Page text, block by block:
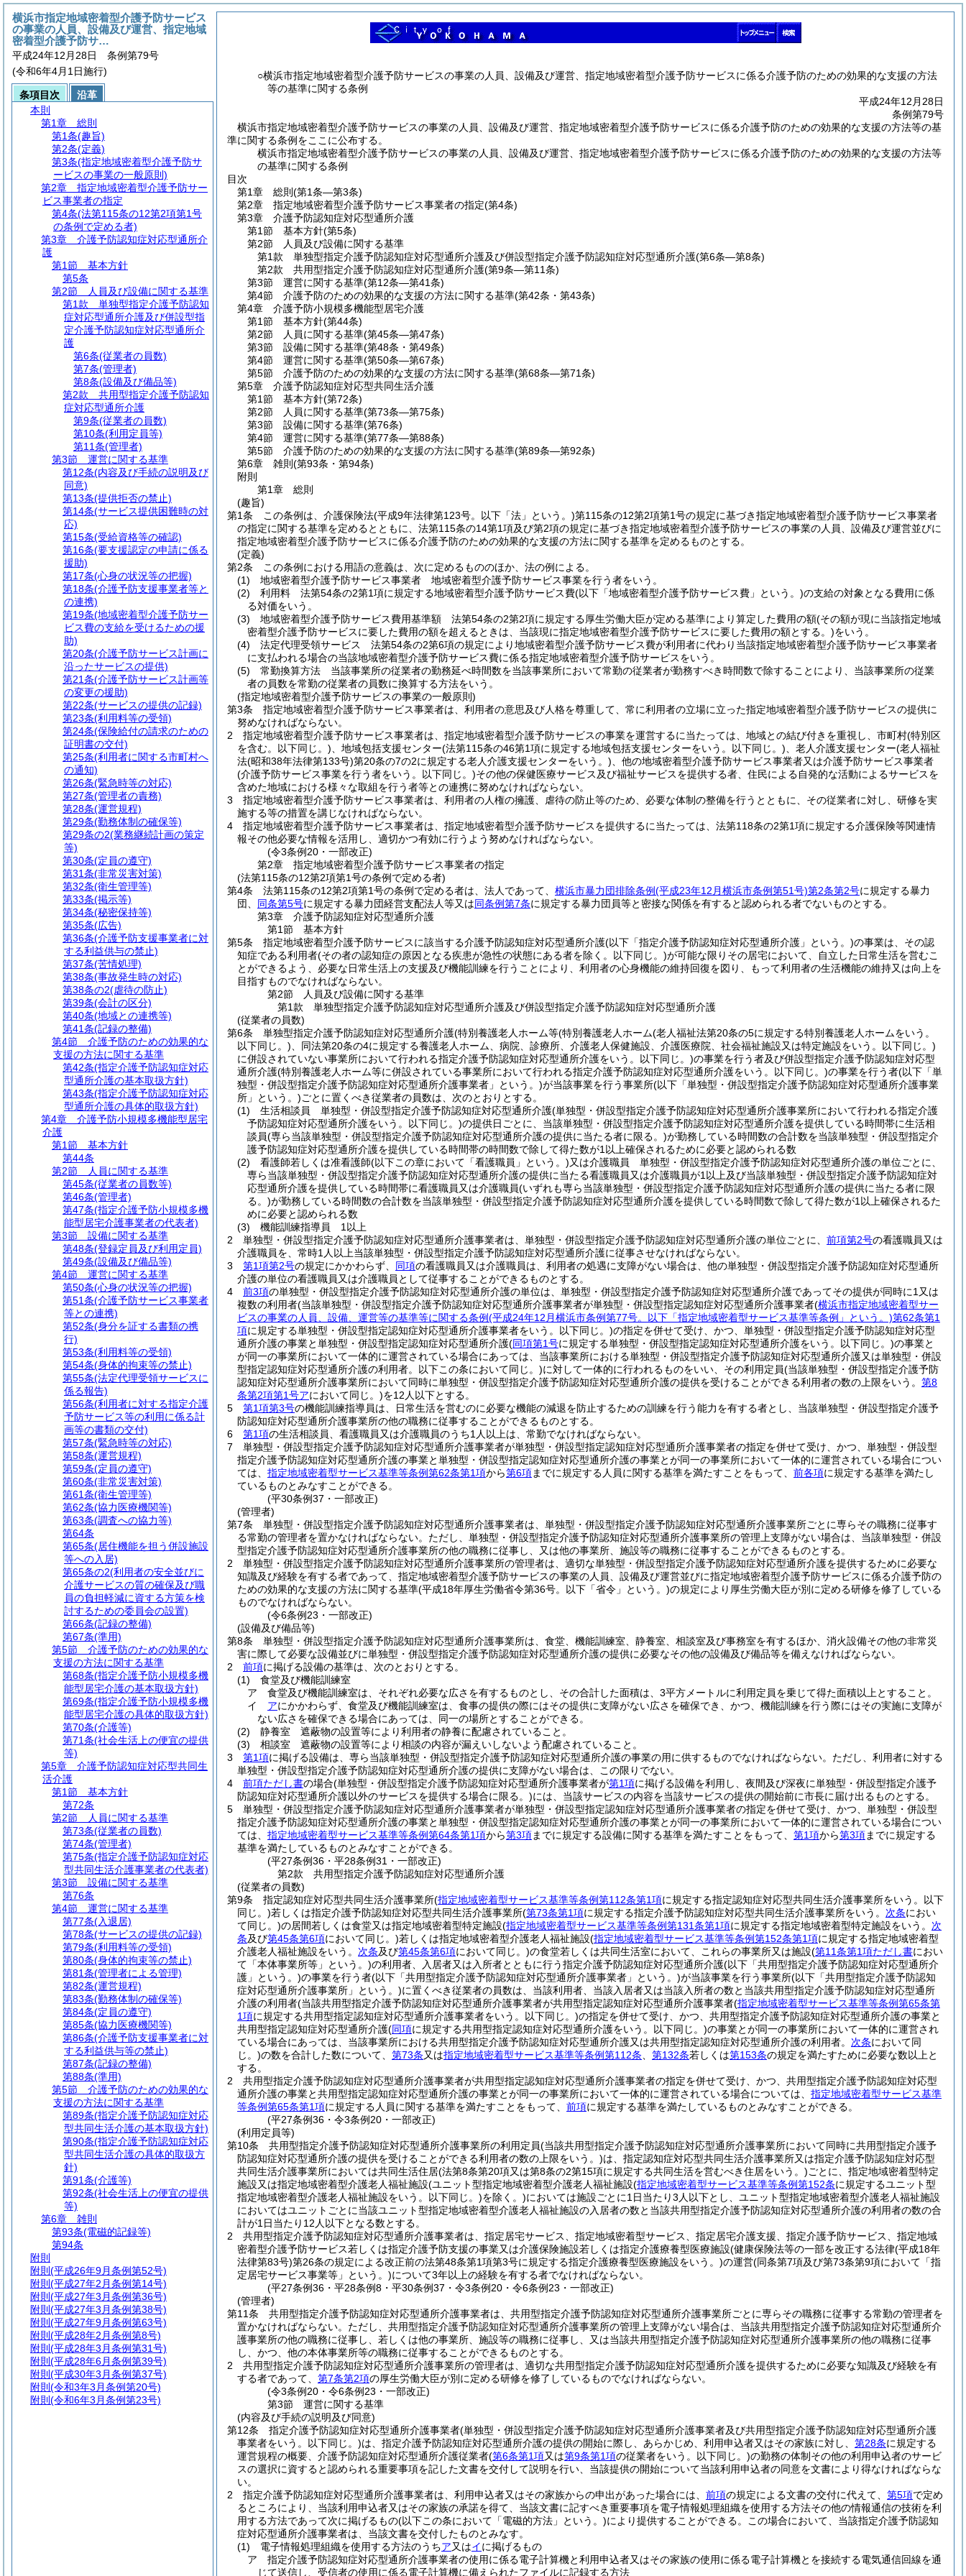
○横浜市指定地域密着型介護予防サービスの事業の人員、設備及び運営、指定地域密着型介護予防サービスに係る介護予防のための効果的な支援の方法
等の基準に関する条例
平成24年12月28日
条例第79号
横浜市指定地域密着型介護予防サービスの事業の人員、設備及び運営、指定地域密着型介護予防サービスに係る介護予防のための効果的な支援の方法等の基
準に関する条例をここに公布する。
横浜市指定地域密着型介護予防サービスの事業の人員、設備及び運営、指定地域密着型介護予防サービスに係る介護予防のための効果的な支援の方法等
の基準に関する条例
目次
第1章
総則 (第1条―第3条)
第2章
指定地域密着型介護予防サービス事業者の指定(第4条)
第3章
介護予防認知症対応型通所介護
第1節
基本方針(第5条)
第2節
人員及び設備に関する基準
第1款
単独型指定介護予防認知症対応型通所介護及び併設型指定介護予防認知症対応型通所介護(第6条―第8条)
第2款
共用型指定介護予防認知症対応型通所介護(第9条―第11条)
第3節
運営に関する基準(第12条―第41条)
第4節
介護予防のための効果的な支援の方法に関する基準(第42条・第43条)
第4章
介護予防小規模多機能型居宅介護
第1節
基本方針(第44条)
第2節
人員に関する基準(第45条―第47条)
第3節
設備に関する基準(第48条・第49条)
第4節
運営に関する基準(第50条―第67条)
第5節
介護予防のための効果的な支援の方法に関する基準(第68条―第71条)
第5章
介護予防認知症対応型共同生活介護
第1節
基本方針(第72条)
第2節
人員に関する基準(第73条―第75条)
第3節
設備に関する基準(第76条)
第4節
運営に関する基準(第77条―第88条)
第5節
介護予防のための効果的な支援の方法に関する基準(第89条―第92条)
第6章
雑則 (第93条・第94条)
附則
第1章
総則
(趣旨)
第1条
この条例は、介護保険法(平成9年法律第123号。以下「法」という。)第115条の12第2項第1号の規定に基づき指定地域密着型介護予防サービス事業者
の指定に関する基準を定めるとともに、法第115条の14第1項及び第2項の規定に基づき指定地域密着型介護予防サービスの事業の人員、設備及び運営並びに
指定地域密着型介護予防サービスに係る介護予防のための効果的な支援の方法に関する基準を定めるものとする。
(定義)
第2条
この条例における用語の意義は、次に定めるもののほか、法の例による。
(1)
地域密着型介護予防サービス事業者 地域密着型介護予防サービス事業を行う者をいう。
(2)
利用料 法第54条の2第1項に規定する地域密着型介護予防サービス費(以下「地域密着型介護予防サービス費」という。)の支給の対象となる費用に係
る対価をいう。
(3)
地域密着型介護予防サービス費用基準額 法第54条の2第2項に規定する厚生労働大臣が定める基準により算定した費用の額(その額が現に当該指定地域
密着型介護予防サービスに要した費用の額を超えるときは、当該現に指定地域密着型介護予防サービスに要した費用の額とする。)をいう。
(4)
法定代理受領サービス 法第54条の2第6項の規定により地域密着型介護予防サービス費が利用者に代わり当該指定地域密着型介護予防サービス事業者
に支払われる場合の当該地域密着型介護予防サービス費に係る指定地域密着型介護予防サービスをいう。
(5)
常勤換算方法 当該事業所の従業者の勤務延べ時間数を当該事業所において常勤の従業者が勤務すべき時間数で除することにより、当該事業所の従業
者の員数を常勤の従業者の員数に換算する方法をいう。
(指定地域密着型介護予防サービスの事業の一般原則)
第3条
指定地域密着型介護予防サービス事業者は、利用者の意思及び人格を尊重して、常に利用者の立場に立った指定地域密着型介護予防サービスの提供に
努めなければならない。
2
指定地域密着型介護予防サービス事業者は、指定地域密着型介護予防サービスの事業を運営するに当たっては、地域との結び付きを重視し、市町村(特別区
を含む。以下同じ。) 、地域包括支援センター(法第115条の46第1項に規定する地域包括支援センターをいう。以下同じ。) 、老人介護支援センター(老人福祉
法(昭和38年法律第133号)第20条の7の2に規定する老人介護支援センターをいう。) 、他の地域密着型介護予防サービス事業者又は介護予防サービス事業者
(介護予防サービス事業を行う者をいう。以下同じ。)その他の保健医療サービス及び福祉サービスを提供する者、住民による自発的な活動によるサービスを
含めた地域における様々な取組を行う者等との連携に努めなければならない。
3
指定地域密着型介護予防サービス事業者は、利用者の人権の擁護、虐待の防止等のため、必要な体制の整備を行うとともに、その従業者に対し、研修を実
施する等の措置を講じなければならない。
4
指定地域密着型介護予防サービス事業者は、指定地域密着型介護予防サービスを提供するに当たっては、法第118条の2第1項に規定する介護保険等関連情
報その他必要な情報を活用し、適切かつ有効に行うよう努めなければならない。
(令3条例20・一部改正)
第2章
指定地域密着型介護予防サービス事業者の指定
(法第115条の12第2項第1号の条例で定める者)
第4条
法第115条の12第2項第1号の条例で定める者は、法人であって、 横浜市暴力団排除条例(平成23年12月横浜市条例第51号)第2条第2号に規定する暴力
団、 同条第5号に規定する暴力団経営支配法人等又は同条例第7条に規定する暴力団員等と密接な関係を有すると認められる者でないものとする。
第3章
介護予防認知症対応型通所介護
第1節
基本方針
第5条
指定地域密着型介護予防サービスに該当する介護予防認知症対応型通所介護(以下「指定介護予防認知症対応型通所介護」という。)の事業は、その認
知症である利用者(その者の認知症の原因となる疾患が急性の状態にある者を除く。以下同じ。)が可能な限りその居宅において、自立した日常生活を営むこ
とができるよう、必要な日常生活上の支援及び機能訓練を行うことにより、利用者の心身機能の維持回復を図り、もって利用者の生活機能の維持又は向上を
目指すものでなければならない。
第2節
人員及び設備に関する基準
第1款
単独型指定介護予防認知症対応型通所介護及び併設型指定介護予防認知症対応型通所介護
(従業者の員数)
第6条
単独型指定介護予防認知症対応型通所介護(特別養護老人ホーム等(特別養護老人ホーム(老人福祉法第20条の5に規定する特別養護老人ホームをいう。
以下同じ。) 、同法第20条の4に規定する養護老人ホーム、病院、診療所、介護老人保健施設、介護医療院、社会福祉施設又は特定施設をいう。以下同じ。)
に併設されていない事業所において行われる指定介護予防認知症対応型通所介護をいう。以下同じ。)の事業を行う者及び併設型指定介護予防認知症対応型
通所介護(特別養護老人ホーム等に併設されている事業所において行われる指定介護予防認知症対応型通所介護をいう。以下同じ。)の事業を行う者(以下「単
独型・併設型指定介護予防認知症対応型通所介護事業者」という。)が当該事業を行う事業所(以下「単独型・併設型指定介護予防認知症対応型通所介護事業
所」という。)ごとに置くべき従業者の員数は、次のとおりとする。
(1)
生活相談員 単独型・併設型指定介護予防認知症対応型通所介護(単独型・併設型指定介護予防認知症対応型通所介護事業所において行われる指定介護
予防認知症対応型通所介護をいう。以下同じ。)の提供日ごとに、当該単独型・併設型指定介護予防認知症対応型通所介護を提供している時間帯に生活相
談員(専ら当該単独型・併設型指定介護予防認知症対応型通所介護の提供に当たる者に限る。)が勤務している時間数の合計数を当該単独型・併設型指定介
護予防認知症対応型通所介護を提供している時間帯の時間数で除して得た数が1以上確保されるために必要と認められる数
(2)
看護師若しくは准看護師(以下この章において「看護職員」という。)又は介護職員 単独型・併設型指定介護予防認知症対応型通所介護の単位ごとに、
専ら当該単独型・併設型指定介護予防認知症対応型通所介護の提供に当たる看護職員又は介護職員が1以上及び当該単独型・併設型指定介護予防認知症対
応型通所介護を提供している時間帯に看護職員又は介護職員(いずれも専ら当該単独型・併設型指定介護予防認知症対応型通所介護の提供に当たる者に限
る。)が勤務している時間数の合計数を当該単独型・併設型指定介護予防認知症対応型通所介護を提供している時間数で除して得た数が1以上確保されるた
めに必要と認められる数
(3)
機能訓練指導員 1以上
2
単独型・併設型指定介護予防認知症対応型通所介護事業者は、単独型・併設型指定介護予防認知症対応型通所介護の単位ごとに、 前項第2号の看護職員又は
介護職員を、常時1人以上当該単独型・併設型指定介護予防認知症対応型通所介護に従事させなければならない。
3
第1項第2号の規定にかかわらず、 同項の看護職員又は介護職員は、利用者の処遇に支障がない場合は、他の単独型・併設型指定介護予防認知症対応型通所
介護の単位の看護職員又は介護職員として従事することができるものとする。
4
前3項の単独型・併設型指定介護予防認知症対応型通所介護の単位は、単独型・併設型指定介護予防認知症対応型通所介護であってその提供が同時に1又は
複数の利用者(当該単独型・併設型指定介護予防認知症対応型通所介護事業者が単独型・併設型指定認知症対応型通所介護事業者(横浜市指定地域密着型サー
ビスの事業の人員、設備、運営等の基準等に関する条例(平成24年12月横浜市条例第77号。以下「指定地域密着型サービス基準等条例」という。)第62条第1
項に規定する単独型・併設型指定認知症対応型通所介護事業者をいう。以下同じ。)の指定を併せて受け、かつ、単独型・併設型指定介護予防認知症対応型
通所介護の事業と単独型・併設型指定認知症対応型通所介護(同項第1号に規定する単独型・併設型指定認知症対応型通所介護をいう。以下同じ。)の事業と
が同一の事業所において一体的に運営されている場合にあっては、当該事業所における単独型・併設型指定介護予防認知症対応型通所介護又は単独型・併設
型指定認知症対応型通所介護の利用者。以下この条において同じ。)に対して一体的に行われるものをいい、その利用定員(当該単独型・併設型指定介護予防
認知症対応型通所介護事業所において同時に単独型・併設型指定介護予防認知症対応型通所介護の提供を受けることができる利用者の数の上限をいう。 第8
条第2項第1号アにおいて同じ。)を12人以下とする。
5
第1項第3号の機能訓練指導員は、日常生活を営むのに必要な機能の減退を防止するための訓練を行う能力を有する者とし、当該単独型・併設型指定介護予
防認知症対応型通所介護事業所の他の職務に従事することができるものとする。
6
第1項の生活相談員、看護職員又は介護職員のうち1人以上は、常勤でなければならない。
7
単独型・併設型指定介護予防認知症対応型通所介護事業者が単独型・併設型指定認知症対応型通所介護事業者の指定を併せて受け、かつ、単独型・併設型
指定介護予防認知症対応型通所介護の事業と単独型・併設型指定認知症対応型通所介護の事業とが同一の事業所において一体的に運営されている場合につい
ては、 指定地域密着型サービス基準等条例第62条第1項から第6項までに規定する人員に関する基準を満たすことをもって、 前各項に規定する基準を満たし
ているものとみなすことができる。
(平30条例37・一部改正)
(管理者)
第7条
単独型・併設型指定介護予防認知症対応型通所介護事業者は、単独型・併設型指定介護予防認知症対応型通所介護事業所ごとに専らその職務に従事す
る常勤の管理者を置かなければならない。 ただし、単独型・併設型指定介護予防認知症対応型通所介護事業所の管理上支障がない場合は、当該単独型・併設
型指定介護予防認知症対応型通所介護事業所の他の職務に従事し、又は他の事業所、施設等の職務に従事することができるものとする。
2
単独型・併設型指定介護予防認知症対応型通所介護事業所の管理者は、適切な単独型・併設型指定介護予防認知症対応型通所介護を提供するために必要な
知識及び経験を有する者であって、指定地域密着型介護予防サービスの事業の人員、設備及び運営並びに指定地域密着型介護予防サービスに係る介護予防の
ための効果的な支援の方法に関する基準(平成18年厚生労働省令第36号。以下「省令」という。)の規定により厚生労働大臣が別に定める研修を修了している
ものでなければならない。
(令6条例23・一部改正)
(設備及び備品等)
第8条
単独型・併設型指定介護予防認知症対応型通所介護事業所は、食堂、機能訓練室、静養室、相談室及び事務室を有するほか、消火設備その他の非常災
害に際して必要な設備並びに単独型・併設型指定介護予防認知症対応型通所介護の提供に必要なその他の設備及び備品等を備えなければならない。
2
前項に掲げる設備の基準は、次のとおりとする。
(1)
食堂及び機能訓練室
ア
食堂及び機能訓練室は、それぞれ必要な広さを有するものとし、その合計した面積は、3平方メートルに利用定員を乗じて得た面積以上とすること。
イ
アにかかわらず、食堂及び機能訓練室は、食事の提供の際にはその提供に支障がない広さを確保でき、かつ、機能訓練を行う際にはその実施に支障が
ない広さを確保できる場合にあっては、同一の場所とすることができる。
(2)
静養室 遮蔽物の設置等により利用者の静養に配慮されていること。
(3)
相談室 遮蔽物の設置等により相談の内容が漏えいしないよう配慮されていること。
3
第1項に掲げる設備は、専ら当該単独型・併設型指定介護予防認知症対応型通所介護の事業の用に供するものでなければならない。 ただし、利用者に対する
単独型・併設型指定介護予防認知症対応型通所介護の提供に支障がない場合は、この限りでない。
4
前項ただし書の場合(単独型・併設型指定介護予防認知症対応型通所介護事業者が第1項に掲げる設備を利用し、夜間及び深夜に単独型・併設型指定介護予
防認知症対応型通所介護以外のサービスを提供する場合に限る。)には、当該サービスの内容を当該サービスの提供の開始前に市長に届け出るものとする。
5
単独型・併設型指定介護予防認知症対応型通所介護事業者が単独型・併設型指定認知症対応型通所介護事業者の指定を併せて受け、かつ、単独型・併設型
指定介護予防認知症対応型通所介護の事業と単独型・併設型指定認知症対応型通所介護の事業とが同一の事業所において一体的に運営されている場合につい
ては、 指定地域密着型サービス基準等条例第64条第1項から第3項までに規定する設備に関する基準を満たすことをもって、 第1項から第3項までに規定する
基準を満たしているものとみなすことができる。
(平27条例36・平28条例31・一部改正)
第2款
共用型指定介護予防認知症対応型通所介護
(従業者の員数)
第9条
指定認知症対応型共同生活介護事業所(指定地域密着型サービス基準等条例第112条第1項に規定する指定認知症対応型共同生活介護事業所をいう。以下
同じ。)若しくは指定介護予防認知症対応型共同生活介護事業所(第73条第1項に規定する指定介護予防認知症対応型共同生活介護事業所をいう。 次条におい
て同じ。)の居間若しくは食堂又は指定地域密着型特定施設(指定地域密着型サービス基準等条例第131条第1項に規定する指定地域密着型特定施設をいう。 次
条及び第45条第6項において同じ。)若しくは指定地域密着型介護老人福祉施設(指定地域密着型サービス基準等条例第152条第1項に規定する指定地域密着型
介護老人福祉施設をいう。 次条及び第45条第6項において同じ。)の食堂若しくは共同生活室において、これらの事業所又は施設(第11条第1項ただし書におい
て「本体事業所等」という。)の利用者、入居者又は入所者とともに行う指定介護予防認知症対応型通所介護(以下「共用型指定介護予防認知症対応型通所介
護」という。)の事業を行う者(以下「共用型指定介護予防認知症対応型通所介護事業者」という。)が当該事業を行う事業所(以下「共用型指定介護予防認知
症対応型通所介護事業所」という。)に置くべき従業者の員数は、当該利用者、当該入居者又は当該入所者の数と当該共用型指定介護予防認知症対応型通所
介護の利用者(当該共用型指定介護予防認知症対応型通所介護事業者が共用型指定認知症対応型通所介護事業者(指定地域密着型サービス基準等条例第65条第
1項に規定する共用型指定認知症対応型通所介護事業者をいう。以下同じ。)の指定を併せて受け、かつ、共用型指定介護予防認知症対応型通所介護の事業と
共用型指定認知症対応型通所介護(同項に規定する共用型指定認知症対応型通所介護をいう。以下同じ。)の事業とが同一の事業所において一体的に運営され
ている場合にあっては、当該事業所における共用型指定介護予防認知症対応型通所介護又は共用型指定認知症対応型通所介護の利用者。 次条において同
じ。)の数を合計した数について、 第73条又は指定地域密着型サービス基準等条例第112条 第132条若しくは第153条の規定を満たすために必要な数以上と
する。
2
共用型指定介護予防認知症対応型通所介護事業者が共用型指定認知症対応型通所介護事業者の指定を併せて受け、かつ、共用型指定介護予防認知症対応型
通所介護の事業と共用型指定認知症対応型通所介護の事業とが同一の事業所において一体的に運営されている場合については、 指定地域密着型サービス基準
等条例第65条第1項に規定する人員に関する基準を満たすことをもって、 前項に規定する基準を満たしているものとみなすことができる。
(平27条例36・令3条例20・一部改正)
(利用定員等)
第10条
共用型指定介護予防認知症対応型通所介護事業所の利用定員(当該共用型指定介護予防認知症対応型通所介護事業所において同時に共用型指定介護予
防認知症対応型通所介護の提供を受けることができる利用者の数の上限をいう。)は、指定認知症対応型共同生活介護事業所又は指定介護予防認知症対応型
共同生活介護事業所においては共同生活住居(法第8条第20項又は第8条の2第15項に規定する共同生活を営むべき住居をいう。)ごとに、指定地域密着型特定
施設又は指定地域密着型介護老人福祉施設(ユニット型指定地域密着型介護老人福祉施設(指定地域密着型サービス基準等条例第152条に規定するユニット型
指定地域密着型介護老人福祉施設をいう。以下同じ。)を除く。)においては施設ごとに1日当たり3人以下とし、ユニット型指定地域密着型介護老人福祉施設
においてはユニットごとに当該ユニット型指定地域密着型介護老人福祉施設の入居者の数と当該共用型指定介護予防認知症対応型通所介護の利用者の数の合
計が1日当たり12人以下となる数とする。
2
共用型指定介護予防認知症対応型通所介護事業者は、指定居宅サービス、指定地域密着型サービス、指定居宅介護支援、指定介護予防サービス、指定地域
密着型介護予防サービス若しくは指定介護予防支援の事業又は介護保険施設若しくは指定介護療養型医療施設(健康保険法等の一部を改正する法律(平成18年
法律第83号)第26条の規定による改正前の法第48条第1項第3号に規定する指定介護療養型医療施設をいう。)の運営(同条第7項及び第73条第9項において「指
定居宅サービス事業等」という。)について3年以上の経験を有する者でなければならない。
(平27条例36・平28条例8・平30条例37・令3条例20・令6条例23・一部改正)
(管理者)
第11条
共用型指定介護予防認知症対応型通所介護事業者は、共用型指定介護予防認知症対応型通所介護事業所ごとに専らその職務に従事する常勤の管理者を
置かなければならない。 ただし、共用型指定介護予防認知症対応型通所介護事業所の管理上支障がない場合は、当該共用型指定介護予防認知症対応型通所介
護事業所の他の職務に従事し、若しくは他の事業所、施設等の職務に従事し、又は当該共用型指定介護予防認知症対応型通所介護事業所の他の職務に従事
し、かつ、他の本体事業所等の職務に従事することができるものとする。
2
共用型指定介護予防認知症対応型通所介護事業所の管理者は、適切な共用型指定介護予防認知症対応型通所介護を提供するために必要な知識及び経験を有
する者であって、 第7条第2項の厚生労働大臣が別に定める研修を修了しているものでなければならない。
(令3条例20・令6条例23・一部改正)
第3節
運営に関する基準
(内容及び手続の説明及び同意)
第12条
指定介護予防認知症対応型通所介護事業者(単独型・併設型指定介護予防認知症対応型通所介護事業者及び共用型指定介護予防認知症対応型通所介護
事業者をいう。以下同じ。)は、指定介護予防認知症対応型通所介護の提供の開始に際し、あらかじめ、利用申込者又はその家族に対し、 第28条に規定する
運営規程の概要、介護予防認知症対応型通所介護従業者(第6条第1項又は第9条第1項の従業者をいう。以下同じ。)の勤務の体制その他の利用申込者のサービ
スの選択に資すると認められる重要事項を記した文書を交付して説明を行い、当該提供の開始について当該利用申込者の同意を文書により得なければならな
い。
2
指定介護予防認知症対応型通所介護事業者は、利用申込者又はその家族からの申出があった場合には、 前項の規定による文書の交付に代えて、 第5項で定め
るところにより、当該利用申込者又はその家族の承諾を得て、当該文書に記すべき重要事項を電子情報処理組織を使用する方法その他の情報通信の技術を利
用する方法であって次に掲げるもの(以下この条において「電磁的方法」という。)により提供することができる。
この場合において、当該指定介護予防認知
症対応型通所介護事業者は、当該文書を交付したものとみなす。
(1)
電子情報処理組織を使用する方法のうちア又はイに掲げるもの
ア
指定介護予防認知症対応型通所介護事業者の使用に係る電子計算機と利用申込者又はその家族の使用に係る電子計算機とを接続する電気通信回線を通
じて送信し、受信者の使用に係る電子計算機に備えられたファイルに記録する方法
横浜市指定地域密着型介護予防サービス
の事業の人員、設備及び運営、指定地域
密着型介護予防サ…
平成24年12月28日 条例第79号
(令和6年4月1日施行)
条項目次
沿革
本則
第1章
総則
第1条(趣旨)
第2条(定義)
第3条(指定地域密着型介護予防サ
ービスの事業の一般原則)
第2章
指定地域密着型介護予防サー
ビス事業者の指定
第4条(法第115条の12第2項第1号
の条例で定める者)
第3章
介護予防認知症対応型通所介
護
第1節
基本方針
第5条
第2節
人員及び設備に関する基準
第1款
単独型指定介護予防認知
症対応型通所介護及び併設型指
定介護予防認知症対応型通所介
護
第6条(従業者の員数)
第7条(管理者)
第8条(設備及び備品等)
第2款
共用型指定介護予防認知
症対応型通所介護
第9条(従業者の員数)
第10条(利用定員等)
第11条(管理者)
第3節
運営に関する基準
第12条(内容及び手続の説明及び
同意)
第13条(提供拒否の禁止)
第14条(サービス提供困難時の対
応)
第15条(受給資格等の確認)
第16条(要支援認定の申請に係る
援助)
第17条(心身の状況等の把握)
第18条(介護予防支援事業者等と
の連携)
第19条(地域密着型介護予防サー
ビス費の支給を受けるための援
助)
第20条(介護予防サービス計画に
沿ったサービスの提供)
第21条(介護予防サービス計画等
の変更の援助)
第22条(サービスの提供の記録)
第23条(利用料等の受領)
第24条(保険給付の請求のための
証明書の交付)
第25条(利用者に関する市町村へ
の通知)
第26条(緊急時等の対応)
第27条(管理者の責務)
第28条(運営規程)
第29条(勤務体制の確保等)
第29条の2(業務継続計画の策定
等)
第30条(定員の遵守)
第31条(非常災害対策)
第32条(衛生管理等)
第33条(掲示等)
第34条(秘密保持等)
第35条(広告)
第36条(介護予防支援事業者に対
する利益供与の禁止)
第37条(苦情処理)
第38条(事故発生時の対応)
第38条の2(虐待の防止)
第39条(会計の区分)
第40条(地域との連携等)
第41条(記録の整備)
第4節
介護予防のための効果的な
支援の方法に関する基準
第42条(指定介護予防認知症対応
型通所介護の基本取扱方針)
第43条(指定介護予防認知症対応
型通所介護の具体的取扱方針)
第4章
介護予防小規模多機能型居宅
介護
第1節
基本方針
第44条
第2節
人員に関する基準
第45条(従業者の員数等)
第46条(管理者)
第47条(指定介護予防小規模多機
能型居宅介護事業者の代表者)
第3節
設備に関する基準
第48条(登録定員及び利用定員)
第49条(設備及び備品等)
第4節
運営に関する基準
第50条(心身の状況等の把握)
第51条(介護予防サービス事業者
等との連携)
第52条(身分を証する書類の携
行)
第53条(利用料等の受領)
第54条(身体的拘束等の禁止)
第55条(法定代理受領サービスに
係る報告)
第56条(利用者に対する指定介護
予防サービス等の利用に係る計
画等の書類の交付)
第57条(緊急時等の対応)
第58条(運営規程)
第59条(定員の遵守)
第60条(非常災害対策)
第61条(衛生管理等)
第62条(協力医療機関等)
第63条(調査への協力等)
第64条
第65条(居住機能を担う併設施設
等への入居)
第65条の2(利用者の安全並びに
介護サービスの質の確保及び職
員の負担軽減に資する方策を検
討するための委員会の設置)
第66条(記録の整備)
第67条(準用)
第5節
介護予防のための効果的な
支援の方法に関する基準
第68条(指定介護予防小規模多機
能型居宅介護の基本取扱方針)
第69条(指定介護予防小規模多機
能型居宅介護の具体的取扱方針)
第70条(介護等)
第71条(社会生活上の便宜の提供
等)
第5章
介護予防認知症対応型共同生
活介護
第1節
基本方針
第72条
第2節
人員に関する基準
第73条(従業者の員数)
第74条(管理者)
第75条(指定介護予防認知症対応
型共同生活介護事業者の代表者)
第3節
設備に関する基準
第76条
第4節
運営に関する基準
第77条(入退居)
第78条(サービスの提供の記録)
第79条(利用料等の受領)
第80条(身体的拘束等の禁止)
第81条(管理者による管理)
第82条(運営規程)
第83条(勤務体制の確保等)
第84条(定員の遵守)
第85条(協力医療機関等)
第86条(介護予防支援事業者に対
する利益供与等の禁止)
第87条(記録の整備)
第88条(準用)
第5節
介護予防のための効果的な
支援の方法に関する基準
第89条(指定介護予防認知症対応
型共同生活介護の基本取扱方針)
第90条(指定介護予防認知症対応
型共同生活介護の具体的取扱方
針)
第91条(介護等)
第92条(社会生活上の便宜の提供
等)
第6章
雑則
第93条(電磁的記録等)
第94条
附則
附則 (平成26年9月条例第52号)
附則 (平成27年2月条例第14号)
附則 (平成27年3月条例第36号)
附則 (平成27年3月条例第38号)
附則 (平成27年9月条例第63号)
附則 (平成28年2月条例第8号)
附則 (平成28年3月条例第31号)
附則 (平成28年6月条例第39号)
附則 (平成30年3月条例第37号)
附則 (令和3年3月条例第20号)
附則 (令和6年3月条例第23号)